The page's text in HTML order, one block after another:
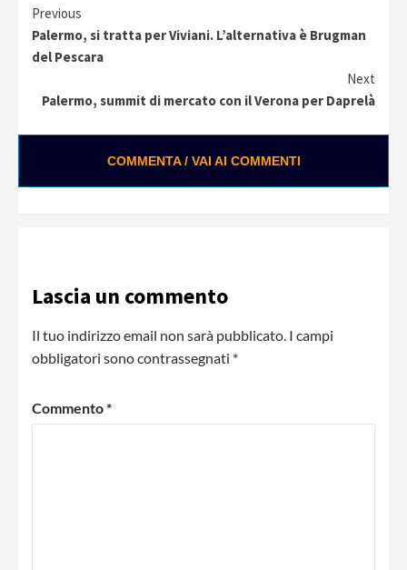
Continue
Reading
Previous
Palermo, si tratta per Viviani. L’alternativa è Brugman
del Pescara
Next
Palermo, summit di mercato con il Verona per Daprelà
COMMENTA / VAI AI COMMENTI
0:01 / 0:28
Lascia un commento
Il tuo indirizzo email non sarà pubblicato. I campi
obbligatori sono contrassegnati *
Commento*